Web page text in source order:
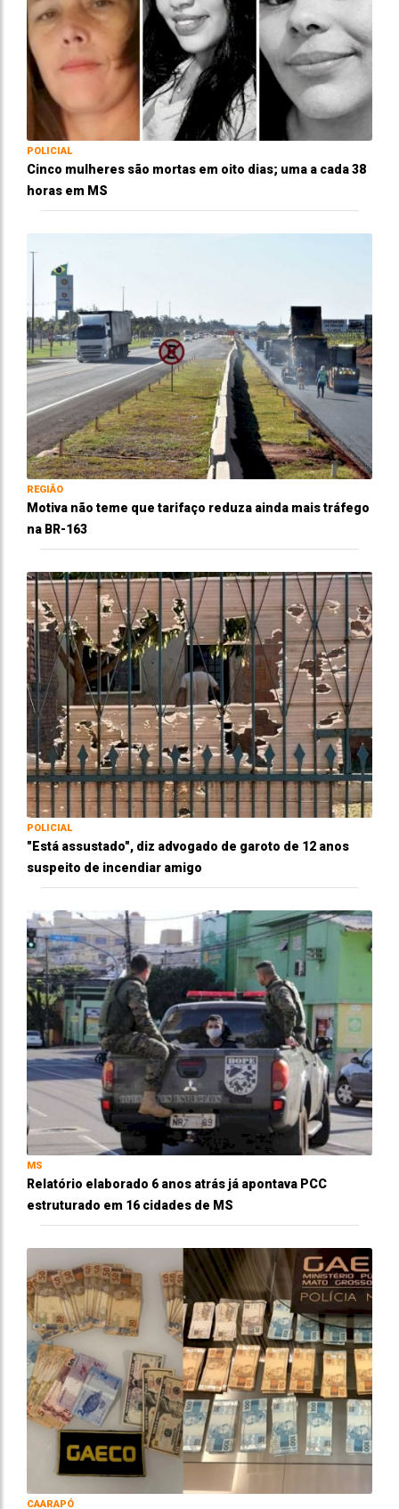
POLICIAL
Cinco mulheres são mortas em oito dias; uma a cada 38
horas em MS
REGIÃO
Motiva não teme que tarifaço reduza ainda mais tráfego
na BR-163
POLICIAL
"Está assustado", diz advogado de garoto de 12 anos
suspeito de incendiar amigo
MS
Relatório elaborado 6 anos atrás já apontava PCC
estruturado em 16 cidades de MS
CAARAPÓ